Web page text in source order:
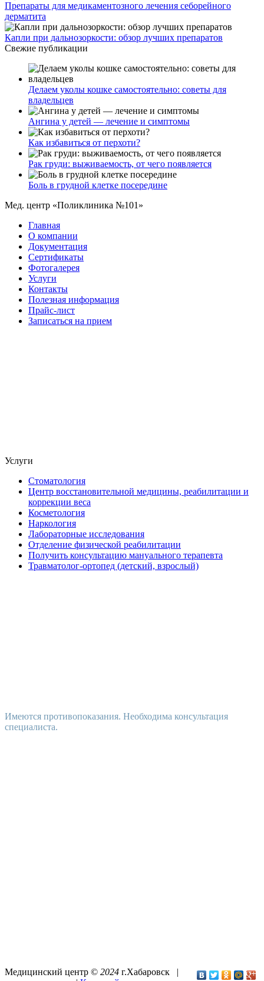
Препараты для медикаментозного лечения себорейного
дерматита
Капли при дальнозоркости: обзор лучших препаратов
Свежие публикации
Делаем уколы кошке самостоятельно: советы для
владельцев
Ангина у детей — лечение и симптомы
Как избавиться от перхоти?
Рак груди: выживаемость, от чего появляется
Боль в грудной клетке посередине
Мед. центр «Поликлиника №101»
Главная
О компании
Документация
Сертификаты
Фотогалерея
Услуги
Контакты
Полезная информация
Прайс-лист
Записаться на прием
Услуги
Стоматология
Центр восстановительной медицины, реабилитации и
коррекции веса
Косметология
Наркология
Лабораторные исследования
Отделение физической реабилитации
Получить консультацию мануального терапевта
Травматолог-ортопед (детский, взрослый)
Имеются противопоказания. Необходима консультация
специалиста.
Медицинский центр © 2024 г.Хабаровск |